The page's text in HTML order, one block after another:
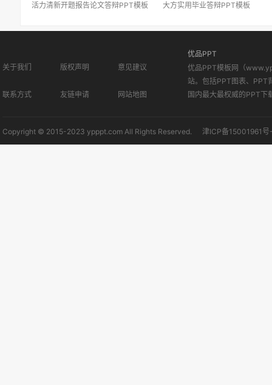
活力清新开题报告论文答辩PPT模板 大方实用毕业答辩PPT模板
关于我们 版权声明 意见建议
联系方式 友链申请 网站地图
优品PPT
优品PPT模板网（
站。包括PPT图表、PPT
国内最大最权威的PPT下
Copyright © 2015-2023 ypppt.com All Rights Reserved. 津ICP备15001961号